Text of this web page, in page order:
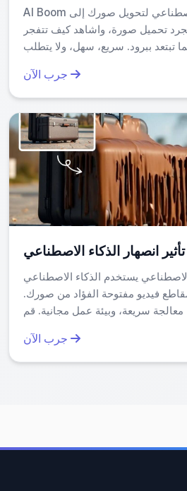
AI Boom يستخدم الذكاء الاصطناعي لتحويل صورك إلى
تحميل صورة، واشاهد كيف تتفجر
تبتعد ببرود. سريع، سهل، ولا يتطلب
تأثير انصهار الذكاء الاصطناعي
الاصطناعي يستخدم الذكاء الاصطناعي
فيديو مفتوحة الفؤاد من صورك.
سريعة، وبيئة عمل مجانية. قم